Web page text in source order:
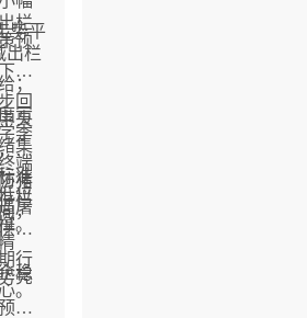
势平
栏
出栏
；
亏
集
准
屠
预
暑
回
季
端
位
。
央
叠
猪
，
稳
栏
给
行
。
亮